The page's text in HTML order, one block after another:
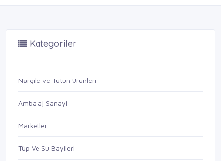
Kategoriler
Nargile ve Tütün Ürünleri
Ambalaj Sanayi
Marketler
Tüp Ve Su Bayileri